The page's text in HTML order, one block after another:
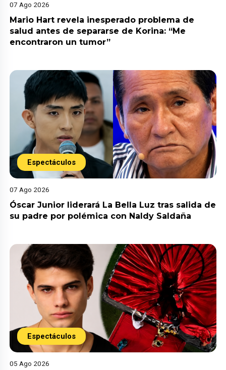
07 Ago 2026
Mario Hart revela inesperado problema de
salud antes de separarse de Korina: “Me
encontraron un tumor”
Espectáculos
07 Ago 2026
Óscar Junior liderará La Bella Luz tras salida de
su padre por polémica con Naldy Saldaña
Espectáculos
05 Ago 2026